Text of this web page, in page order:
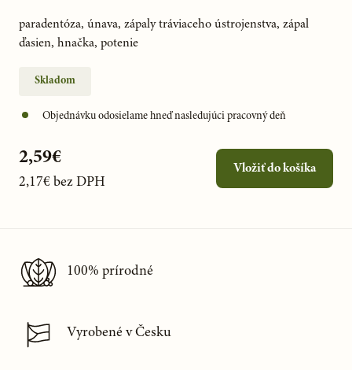
paradentóza, únava, zápaly tráviaceho ústrojenstva, zápal
ďasien, hnačka, potenie
Skladom
Objednávku odosielame hneď nasledujúci pracovný deň
2,59€
2,17€ bez DPH
Vložiť do košíka
100% prírodné
Vyrobené v Česku